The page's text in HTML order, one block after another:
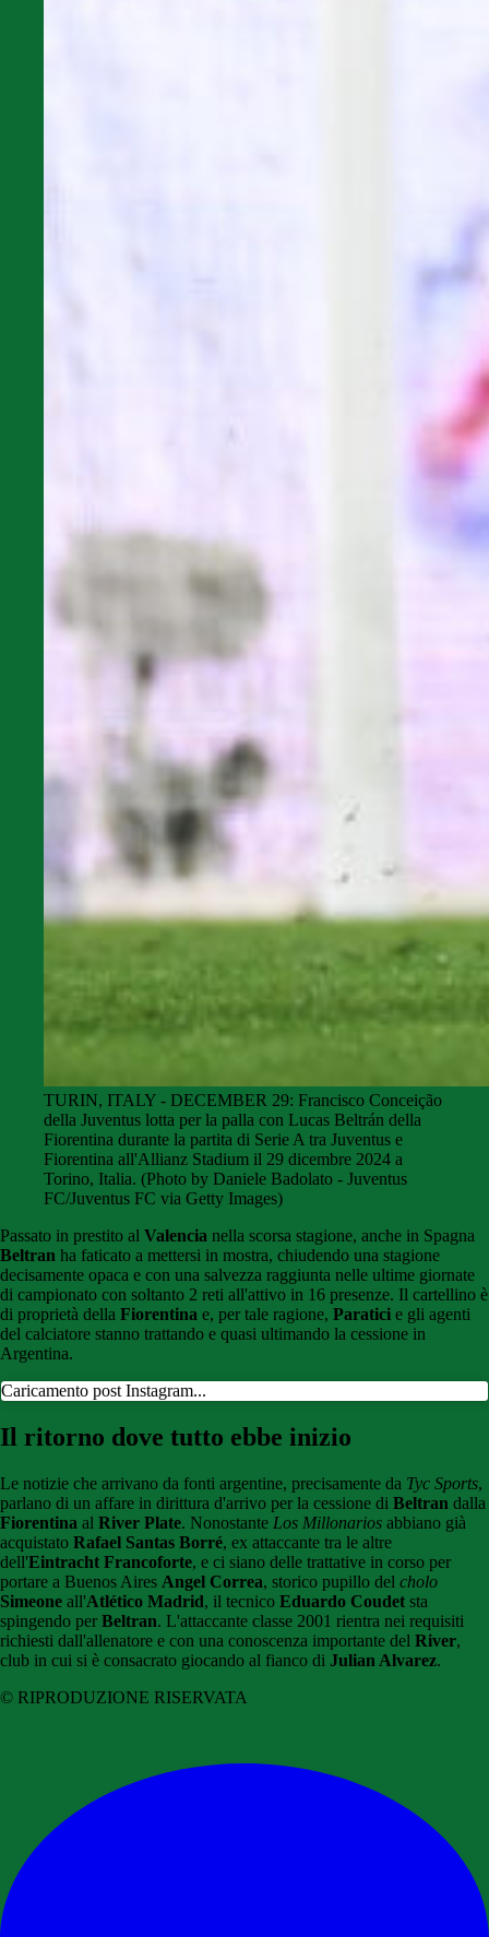
TURIN, ITALY - DECEMBER 29: Francisco Conceição
della Juventus lotta per la palla con Lucas Beltrán della
Fiorentina durante la partita di Serie A tra Juventus e
Fiorentina all'Allianz Stadium il 29 dicembre 2024 a
Torino, Italia. (Photo by Daniele Badolato - Juventus
FC/Juventus FC via Getty Images)
Passato in prestito al Valencia nella scorsa stagione, anche in Spagna
Beltran ha faticato a mettersi in mostra, chiudendo una stagione
decisamente opaca e con una salvezza raggiunta nelle ultime giornate
di campionato con soltanto 2 reti all'attivo in 16 presenze. Il cartellino è
di proprietà della Fiorentina e, per tale ragione, Paratici e gli agenti
del calciatore stanno trattando e quasi ultimando la cessione in
Argentina.
Caricamento post Instagram...
Il ritorno dove tutto ebbe inizio
Le notizie che arrivano da fonti argentine, precisamente da Tyc Sports,
parlano di un affare in dirittura d'arrivo per la cessione di Beltran dalla
Fiorentina al River Plate. Nonostante Los Millonarios abbiano già
acquistato Rafael Santas Borré, ex attaccante tra le altre
dell'Eintracht Francoforte, e ci siano delle trattative in corso per
portare a Buenos Aires Angel Correa, storico pupillo del cholo
Simeone all'Atlético Madrid, il tecnico Eduardo Coudet sta
spingendo per Beltran. L'attaccante classe 2001 rientra nei requisiti
richiesti dall'allenatore e con una conoscenza importante del River,
club in cui si è consacrato giocando al fianco di Julian Alvarez.
© RIPRODUZIONE RISERVATA